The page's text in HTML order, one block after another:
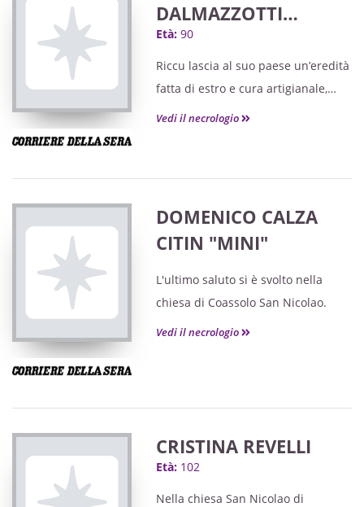
DALMAZZOTTI
"RICCU"
Età: 90
Riccu lascia al suo paese un’eredità
fatta di estro e cura artigianale,
radicata nel territorio e nei rapporti
Vedi il necrologio
DOMENICO CALZA
CITIN "MINI"
L'ultimo saluto si è svolto nella
chiesa di Coassolo San Nicolao.
Vedi il necrologio
CRISTINA REVELLI
Età: 102
Nella chiesa San Nicolao di